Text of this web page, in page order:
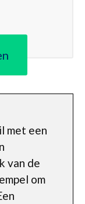
met een
van de
om